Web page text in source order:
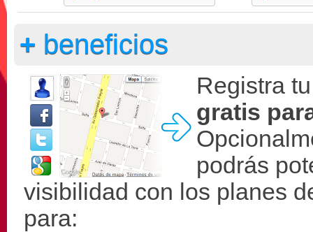
+ beneficios
Registra
gratis
podrás
visibilidad con los planes
para: